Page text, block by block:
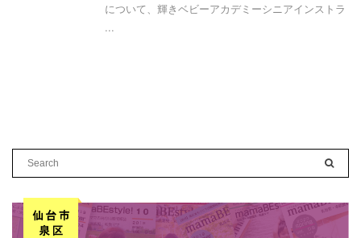
について、輝きベビーアカデミーシニアインストラ
...